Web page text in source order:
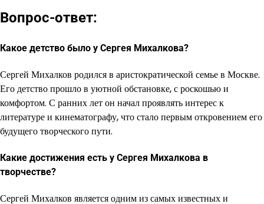
Вопрос-ответ:
Какое детство было у Сергея Михалкова?
Сергей Михалков родился в аристократической семье в Москве.
Его детство прошло в уютной обстановке, с роскошью и
комфортом. С ранних лет он начал проявлять интерес к
литературе и кинематографу, что стало первым откровением его
будущего творческого пути.
Какие достижения есть у Сергея Михалкова в
творчестве?
Сергей Михалков является одним из самых известных и